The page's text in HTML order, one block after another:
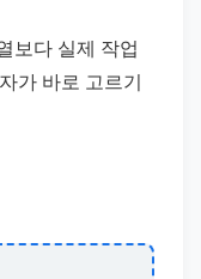
보다 실제 작업
가 바로 고르기